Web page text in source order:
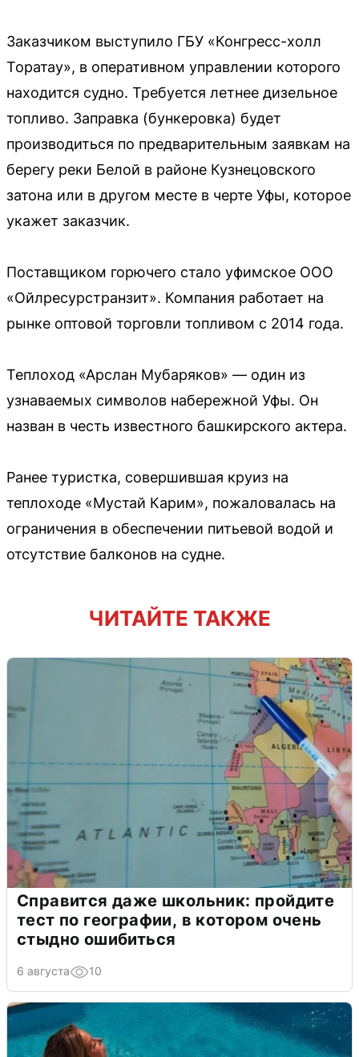
Заказчиком выступило ГБУ «Конгресс-холл
Торатау», в оперативном управлении которого
находится судно. Требуется летнее дизельное
топливо. Заправка (бункеровка) будет
производиться по предварительным заявкам на
берегу реки Белой в районе Кузнецовского
затона или в другом месте в черте Уфы, которое
укажет заказчик.
Поставщиком горючего стало уфимское ООО
«Ойлресурстранзит». Компания работает на
рынке оптовой торговли топливом с 2014 года.
Теплоход «Арслан Мубаряков» — один из
узнаваемых символов набережной Уфы. Он
назван в честь известного башкирского актера.
Ранее туристка, совершившая круиз на
теплоходе «Мустай Карим», пожаловалась на
ограничения в обеспечении питьевой водой и
отсутствие балконов на судне.
ЧИТАЙТЕ ТАКЖЕ
Справится даже школьник: пройдите
тест по географии, в котором очень
стыдно ошибиться
6 августа 10